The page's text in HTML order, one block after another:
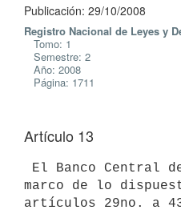
Publicación: 29/10/2008
Registro Nacional de Leyes y
Tomo: 1
Semestre: 2
Año: 2008
Página: 1711
Artículo 13
marco de lo
artículos 29no. a